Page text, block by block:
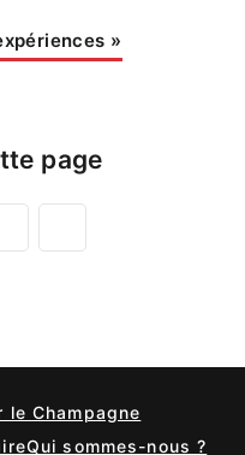
»
page
le Champagne
Qui sommes-nous ?